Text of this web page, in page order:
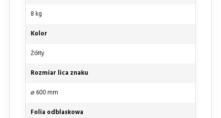
8 kg
Kolor
Żółty
Rozmiar lica znaku
⌀ 600 mm
Folia odblaskowa